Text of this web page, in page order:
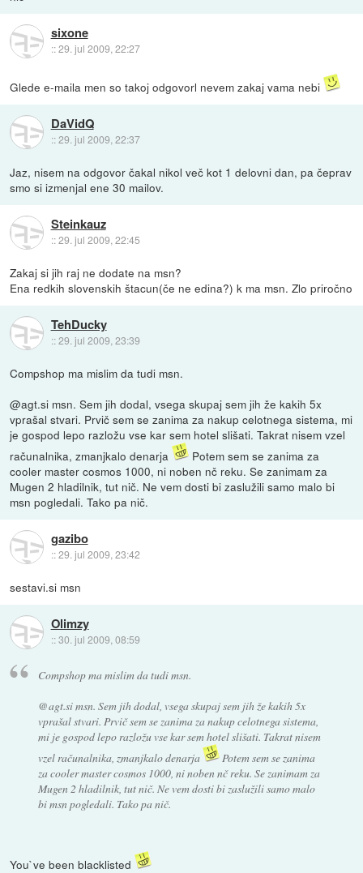
sixone
::29. jul 2009, 22:27
Glede e-maila men so takoj odgovorl nevem zakaj vama nebi
DaVidQ
::29. jul 2009, 22:37
Jaz, nisem na odgovor čakal nikol več kot 1 delovni dan, pa čeprav
smo si izmenjal ene 30 mailov.
Steinkauz
::29. jul 2009, 22:45
Zakaj si jih raj ne dodate na msn?
Ena redkih slovenskih štacun(če ne edina?) k ma msn. Zlo priročno
TehDucky
::29. jul 2009, 23:39
Compshop ma mislim da tudi msn.
@agt.si msn. Sem jih dodal, vsega skupaj sem jih že kakih 5x
vprašal stvari. Prvič sem se zanima za nakup celotnega sistema, mi
je gospod lepo razložu vse kar sem hotel slišati. Takrat nisem vzel
računalnika, zmanjkalo denarja
Potem sem se zanima za
cooler master cosmos 1000, ni noben nč reku. Se zanimam za
Mugen 2 hladilnik, tut nič. Ne vem dosti bi zaslužili samo malo bi
msn pogledali. Tako pa nič.
gazibo
::29. jul 2009, 23:42
sestavi.si msn
Olimzy
::30. jul 2009, 08:59
Compshop ma mislim da tudi msn.
@agt.si msn. Sem jih dodal, vsega skupaj sem jih že kakih 5x
vprašal stvari. Prvič sem se zanima za nakup celotnega sistema,
mi je gospod lepo razložu vse kar sem hotel slišati. Takrat nisem
vzel računalnika, zmanjkalo denarja
Potem sem se zanima
za cooler master cosmos 1000, ni noben nč reku. Se zanimam za
Mugen 2 hladilnik, tut nič. Ne vem dosti bi zaslužili samo malo
bi msn pogledali. Tako pa nič.
You`ve been blacklisted